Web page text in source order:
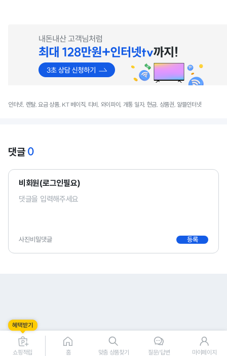
인터넷, 렌탈, 요금 상품, KT 베이직, 티비, 와이파이, 개통 일자, 현금, 상품권, 알뜰인터넷
댓글 0
비회원(로그인필요)
사진비밀댓글 등록
0
쇼핑적립 홈 맞춤 상품찾기 질문/답변 마이페이지